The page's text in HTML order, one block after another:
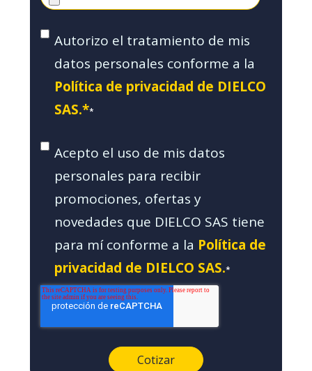
Autorizo el tratamiento de mis
datos personales conforme a la
Política de privacidad de DIELCO
SAS.**
Acepto el uso de mis datos
personales para recibir
promociones, ofertas y
novedades que DIELCO SAS tiene
para mí conforme a la Política de
privacidad de DIELCO SAS.*